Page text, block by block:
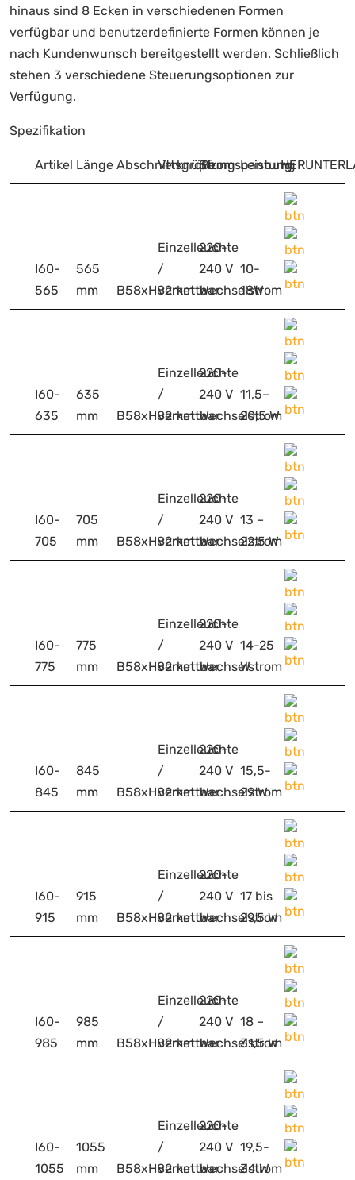
hinaus sind 8 Ecken in verschiedenen Formen
verfügbar und benutzerdefinierte Formen können je
nach Kundenwunsch bereitgestellt werden. Schließlich
stehen 3 verschiedene Steuerungsoptionen zur
Verfügung.
Spezifikation
Artikel Länge Abschnittsgröße
VerknüpfungStromspannung
Leistung
I60-
565
565
mm
B58xH82mm
Einzelleuchte
/
verkettbar
220-
240 V
Wechselstrom
10-
18W
I60-
635
635
mm
B58xH82mm
Einzelleuchte
/
verkettbar
220-
240 V
Wechselstrom
11,5–
20,5 W
I60-
705
705
mm
B58xH82mm
Einzelleuchte
/
verkettbar
220-
240 V
Wechselstrom
13 –
22,5 W
I60-
775
775
mm
B58xH82mm
Einzelleuchte
/
verkettbar
220-
240 V
Wechselstrom
14-25
W
I60-
845
845
mm
B58xH82mm
Einzelleuchte
/
verkettbar
220-
240 V
Wechselstrom
15,5-
29 W
I60-
915
915
mm
B58xH82mm
Einzelleuchte
/
verkettbar
220-
240 V
Wechselstrom
17 bis
29,5 W
I60-
985
985
mm
B58xH82mm
Einzelleuchte
/
verkettbar
220-
240 V
Wechselstrom
18 –
31,5 W
I60-
1055
1055
mm
B58xH82mm
Einzelleuchte
/
verkettbar
220-
240 V
Wechselstrom
19,5-
34 W